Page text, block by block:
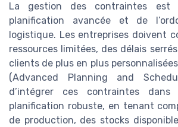
La gestion des contraintes
planification avancée et de
logistique. Les entreprises doivent
ressources limitées, des délais
clients de plus en plus
(Advanced Planning and
d’intégrer ces contraintes
planification robuste, en tenant
de production, des stocks